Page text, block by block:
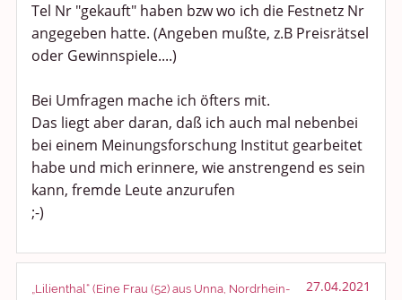
Tel Nr "gekauft" haben bzw wo ich die Festnetz Nr
angegeben hatte. (Angeben mußte, z.B Preisrätsel
oder Gewinnspiele....)
Bei Umfragen mache ich öfters mit.
Das liegt aber daran, daß ich auch mal nebenbei
bei einem Meinungsforschung Institut gearbeitet
habe und mich erinnere, wie anstrengend es sein
kann, fremde Leute anzurufen
;-)
„Lilienthal“ (Eine Frau (52) aus Unna, Nordrhein-
27.04.2021